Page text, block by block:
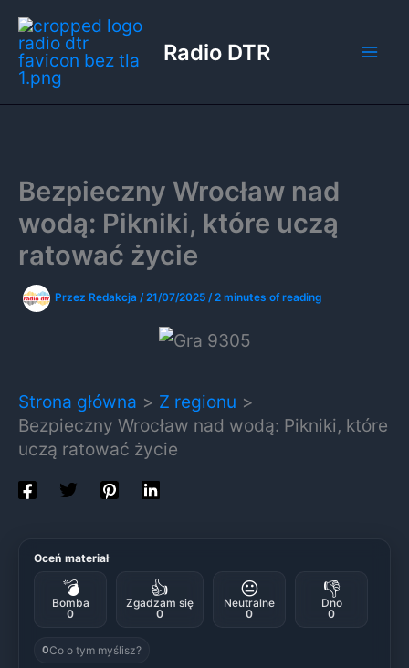
Przejdź
do
treści
Radio DTR
Bezpieczny Wrocław nad
wodą: Pikniki, które uczą
ratować życie
Przez Redakcja /21/07/2025 /2 minutes of reading
Strona główna
Z regionu
Bezpieczny Wrocław nad wodą: Pikniki, które
uczą ratować życie
Oceń materiał
💣
Bomba
0
👍
Zgadzam się
0
😐
Neutralne
0
👎
Dno
0
0Co o tym myślisz?